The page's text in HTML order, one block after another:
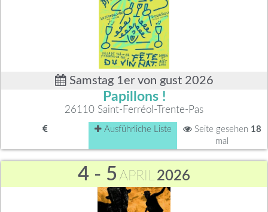
Samstag 1er von gust 2026
Papillons !
26110 Saint-Ferréol-Trente-Pas
Ausführliche Liste Seite gesehen 18
mal
4 - 5 APRIL 2026